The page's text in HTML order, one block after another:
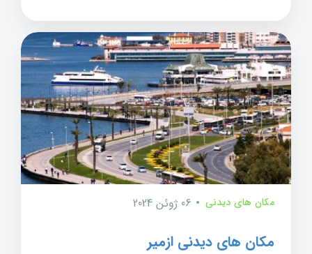
مکان های دیدنی 06 ژوئن 2024
مکان های دیدنی ازمیر